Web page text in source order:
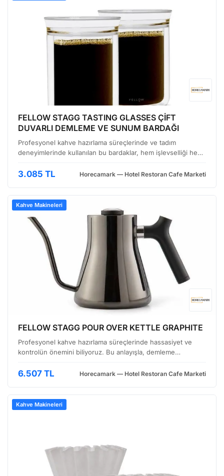
FELLOW STAGG TASTING GLASSES ÇİFT
DUVARLI DEMLEME VE SUNUM BARDAĞI
Profesyonel kahve hazırlama süreçlerinde ve tadım
deneyimlerinde kullanılan bu bardaklar, hem işlevselliği hem
dükkanları, özel tadım etkinlikleri ve barista eğiti…
3.085 TL Horecamark — Hotel Restoran Cafe Marketi
Kahve Makineleri
FELLOW STAGG POUR OVER KETTLE GRAPHITE
Profesyonel kahve hazırlama süreçlerinde hassasiyet ve
kontrolün önemini biliyoruz. Bu anlayışla, demleme
cezveyi sunuyoruz. Estetik görünümüyle mutfağınıza şı…
6.507 TL Horecamark — Hotel Restoran Cafe Marketi
Kahve Makineleri